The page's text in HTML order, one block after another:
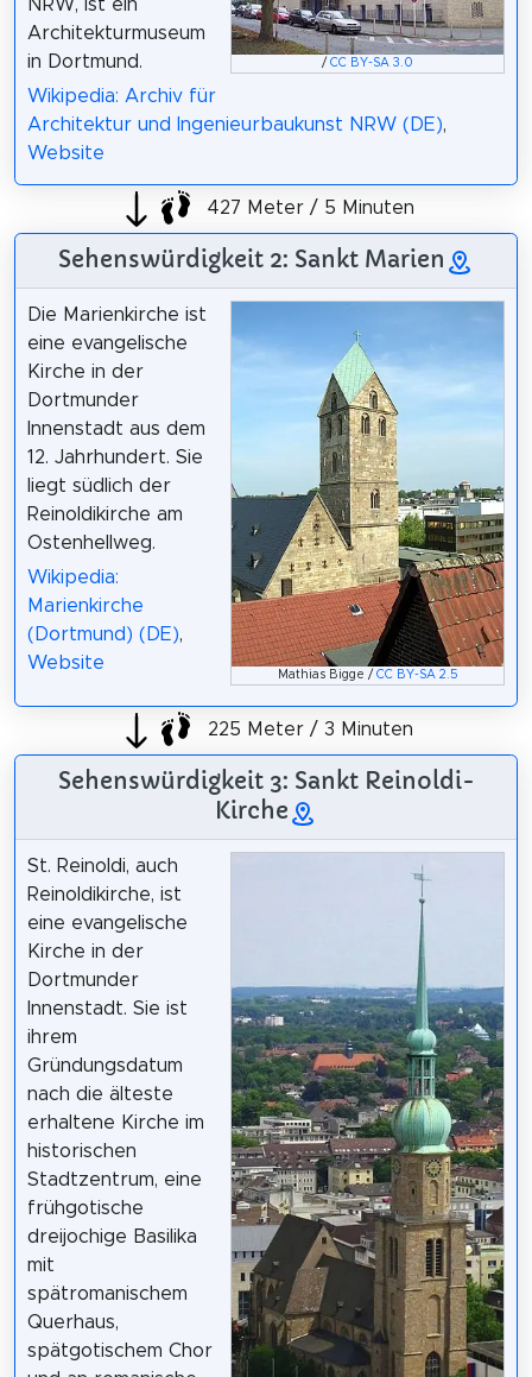
/CC BY-SA 3.0
NRW, ist ein
Architekturmuseum
in Dortmund.
Wikipedia: Archiv für
Architektur und Ingenieurbaukunst NRW (DE),
Website
427 Meter / 5 Minuten
Sehenswürdigkeit 2: Sankt Marien
Mathias Bigge / CC BY-SA 2.5
Die Marienkirche ist
eine evangelische
Kirche in der
Dortmunder
Innenstadt aus dem
12. Jahrhundert. Sie
liegt südlich der
Reinoldikirche am
Ostenhellweg.
Wikipedia:
Marienkirche
(Dortmund) (DE),
Website
225 Meter / 3 Minuten
Sehenswürdigkeit 3: Sankt Reinoldi-
Kirche
St. Reinoldi, auch
Reinoldikirche, ist
eine evangelische
Kirche in der
Dortmunder
Innenstadt. Sie ist
ihrem
Gründungsdatum
nach die älteste
erhaltene Kirche im
historischen
Stadtzentrum, eine
frühgotische
dreijochige Basilika
mit
spätromanischem
Querhaus,
spätgotischem Chor